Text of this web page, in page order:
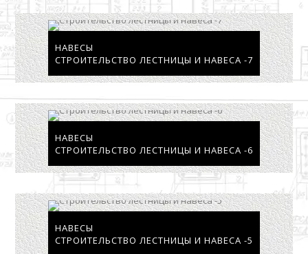
НАВЕСЫ
СТРОИТЕЛЬСТВО ЛЕСТНИЦЫ И НАВЕСА -7
НАВЕСЫ
СТРОИТЕЛЬСТВО ЛЕСТНИЦЫ И НАВЕСА -6
НАВЕСЫ
СТРОИТЕЛЬСТВО ЛЕСТНИЦЫ И НАВЕСА -5